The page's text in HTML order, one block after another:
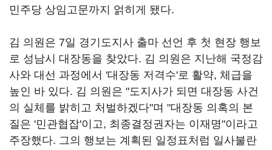
민주당 상임고문까지 얽히게 됐다.
김 의원은 7일 경기도지사 출마 선언 후 첫 현장 행보
로 성남시 대장동을 찾았다. 김 의원은 지난해 국정감
사와 대선 과정에서 '대장동 저격수'로 활약, 체급을
높인 바 있다. 김 의원은 "도지사가 되면 대장동 사건
의 실체를 밝히고 처벌하겠다"며 "대장동 의혹의 본
질은 '민관협잡'이고, 최종결정권자는 이재명"이라고
주장했다. 그의 행보는 계획된 일정표처럼 일사불란